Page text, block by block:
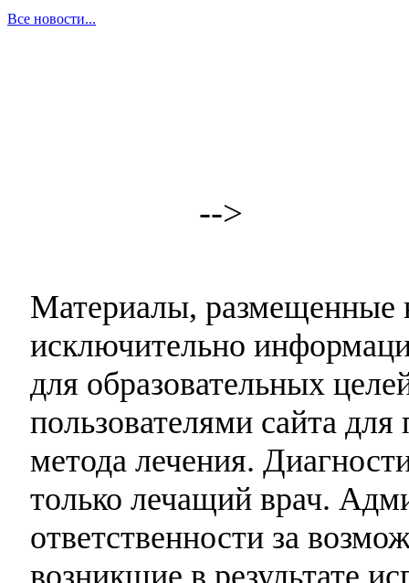
Все новости...
-->
Материалы, размещенные
исключительно
для образовательных
пользователями сайта
метода лечения.
только лечащий врач.
ответственности за
возникшие в результате